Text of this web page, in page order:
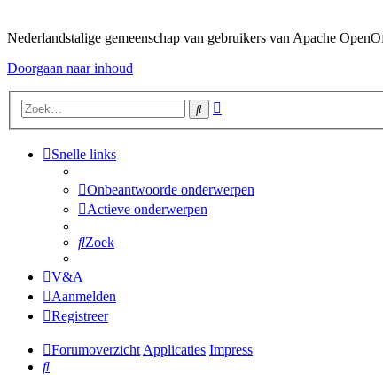
Nederlandstalige gemeenschap van gebruikers van Apache
Doorgaan naar inhoud
Zoek
Snelle links
Onbeantwoorde onderwerpen
Actieve onderwerpen
Zoek
V&A
Aanmelden
Registreer
Forumoverzicht Applicaties Impress
Zoek